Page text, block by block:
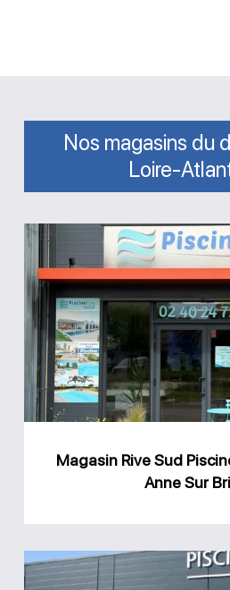
Nos magasins du
Loire-
Rive
Sud
et
Spa
Sur
Magasin Rive Sud
Anne Sur